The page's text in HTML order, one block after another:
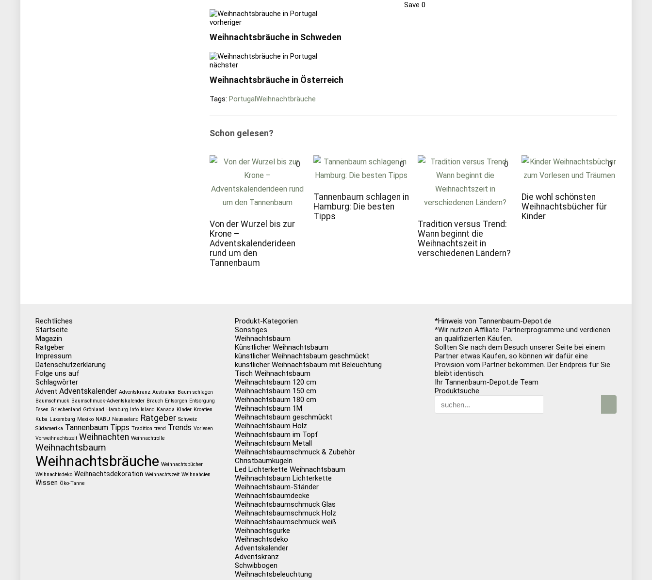
Save 0
vorheriger
Weihnachtsbräuche in Schweden
nächster
Weihnachtsbräuche in Österreich
Tags: PortugalWeihnachtbräuche
Schon gelesen?
0
Von der Wurzel bis zur
Krone –
Adventskalenderideen
rund um den
Tannenbaum
0
Tannenbaum schlagen in
Hamburg: Die besten
Tipps
0
Tradition versus Trend:
Wann beginnt die
Weihnachtszeit in
verschiedenen Ländern?
0
Die wohl schönsten
Weihnachtsbücher für
Kinder
Rechtliches
Startseite
Magazin
Ratgeber
Impressum
Datenschutzerklärung
Folge uns auf
Schlagwörter
Advent Adventskalender Adventskranz Australien Baum schlagen
Baumschmuck Baumschmuck-Adventskalender Brauch Entsorgen Entsorgung
Essen Griechenland Grönland Hamburg Info Island Kanada KInder Kroatien
Kuba Luxemburg Mexiko NABU Neuseeland Ratgeber Schweiz
Südamerika Tannenbaum Tipps Tradition trend Trends Vorlesen
Vorweihnachtszeit Weihnachten Weihnachtrolle
Weihnachtsbaum
Weihnachtsbräuche Weihnachtsbücher
Weihnachtsdeko Weihnachtsdekoration Weihnachtszeit Weihnahcten
Wissen Öko-Tanne
Produkt-Kategorien
Sonstiges
Weihnachtsbaum
Künstlicher Weihnachtsbaum
künstlicher Weihnachtsbaum geschmückt
künstlicher Weihnachtsbaum mit Beleuchtung
Tisch Weihnachtsbaum
Weihnachtsbaum 120 cm
Weihnachtsbaum 150 cm
Weihnachtsbaum 180 cm
Weihnachtsbaum 1M
Weihnachtsbaum geschmückt
Weihnachtsbaum Holz
Weihnachtsbaum im Topf
Weihnachtsbaum Metall
Weihnachtsbaumschmuck & Zubehör
Christbaumkugeln
Led Lichterkette Weihnachtsbaum
Weihnachtsbaum Lichterkette
Weihnachtsbaum-Ständer
Weihnachtsbaumdecke
Weihnachtsbaumschmuck Glas
Weihnachtsbaumschmuck Holz
Weihnachtsbaumschmuck weiß
Weihnachtsgurke
Weihnachtsdeko
Adventskalender
Adventskranz
Schwibbogen
Weihnachtsbeleuchtung
*Hinweis von Tannenbaum-Depot.de
*Wir nutzen Affiliate Partnerprogramme und verdienen
an qualifizierten Käufen.
Sollten Sie nach dem Besuch unserer Seite bei einem
Partner etwas Kaufen, so können wir dafür eine
Provision vom Partner bekommen. Der Endpreis für Sie
bleibt identisch.
Ihr Tannenbaum-Depot.de Team
Produktsuche